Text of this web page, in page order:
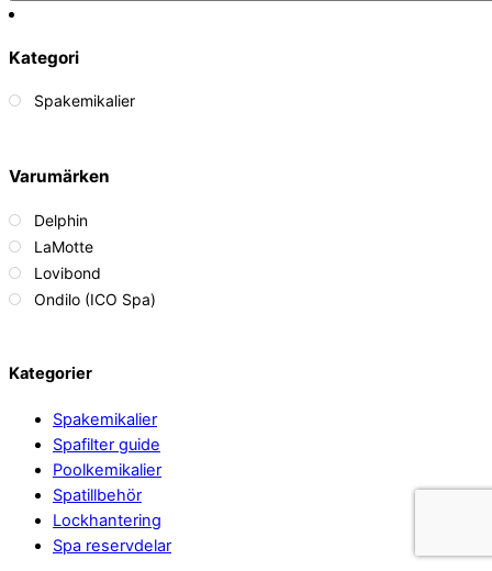
Kategori
Spakemikalier
Varumärken
Delphin
LaMotte
Lovibond
Ondilo (ICO Spa)
Back
Top
Kategorier
Spakemikalier
Spafilter guide
Poolkemikalier
Spatillbehör
Lockhantering
Spa reservdelar